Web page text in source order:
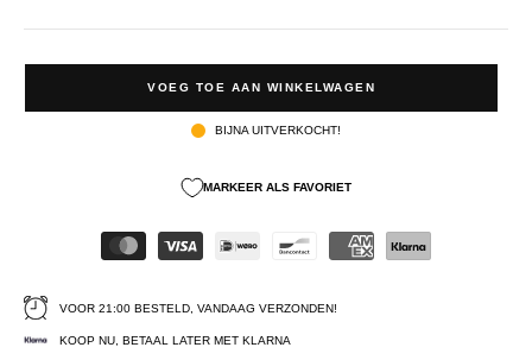
VOEG TOE AAN WINKELWAGEN
BIJNA UITVERKOCHT!
MARKEER ALS FAVORIET
VOOR 21:00 BESTELD, VANDAAG VERZONDEN!
KOOP NU, BETAAL LATER MET KLARNA